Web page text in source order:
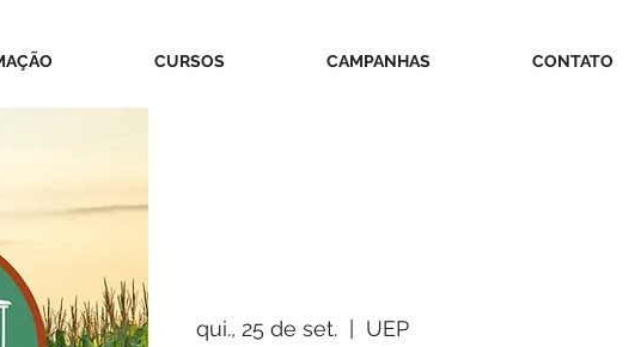
CURSOS CAMPANHAS CONTATO
qui., 25 de set.
  |
UEP